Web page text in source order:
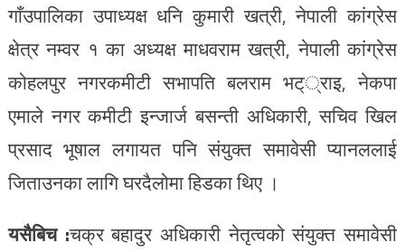
गाँउपालिका उपाध्यक्ष धनि कुमारी खत्री, नेपाली कांग्रेस
क्षेत्र नम्वर १ का अध्यक्ष माधवराम खत्री, नेपाली कांग्रेस
कोहलपुर नगरकमीटी सभापति बलराम भट््राइ, नेकपा
एमाले नगर कमीटी इन्जार्ज बसन्ती अधिकारी, सचिव खिल
प्रसाद भूषाल लगायत पनि संयुक्त समावेसी प्यानललाई
जिताउनका लागि घरदैलोमा हिडका थिए ।
यसैबिच :चक्र बहादुर अधिकारी नेतृत्वको संयुक्त समावेसी